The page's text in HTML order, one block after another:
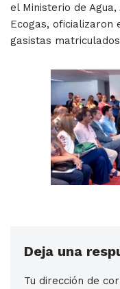
el Ministerio de
Ecogas, oficializaron
gasistas
Deja una
Tu dirección de